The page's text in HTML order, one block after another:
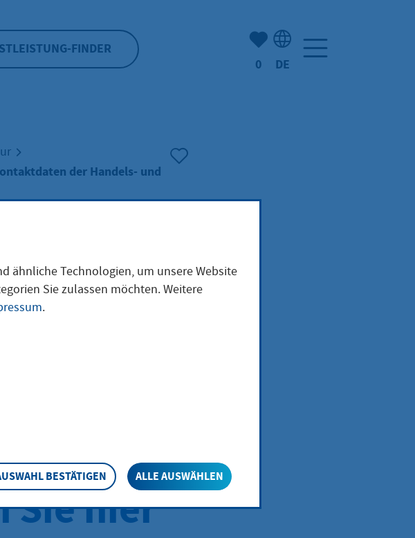
FINDER
Anzahl der gemerkten
0 DE
der Handels- und
der
Sie hier
ähnliche Technologien, um unsere Website
Sie zulassen möchten. Weitere
.
BESTÄTIGEN ALLE AUSWÄHLEN